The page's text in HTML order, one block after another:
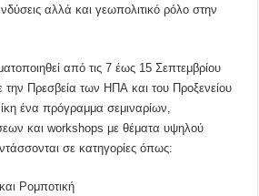
αλλά και γεωπολιτικό ρόλο στην
από τις 7 έως 15 Σεπτεμβρίου
Πρεσβεία των ΗΠΑ και του Προξενείου
ένα πρόγραμμα σεμιναρίων,
και workshops με θέματα υψηλού
σε κατηγορίες όπως:
Ρομποτική